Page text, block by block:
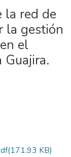
la red de
la gestión
el
Guajira.
(171.93 KB)